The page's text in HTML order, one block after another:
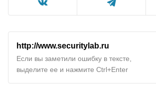
http://www.securitylab.ru
Если вы заметили ошибку в тексте,
выделите ее и нажмите Ctrl+Enter